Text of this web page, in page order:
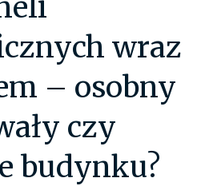
wraz
– osobny
czy
budynku?